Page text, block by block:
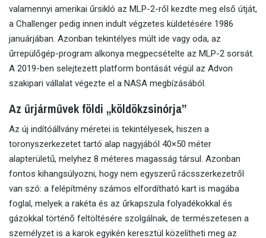
valamennyi amerikai űrsikló az MLP-2-ről kezdte meg első útját,
a Challenger pedig innen indult végzetes küldetésére 1986
januárjában. Azonban tekintélyes múlt ide vagy oda, az
űrrepülőgép-program alkonya megpecsételte az MLP-2 sorsát.
A 2019-ben selejtezett platform bontását végül az Advon
szakipari vállalat végezte el a NASA megbízásából.
Az űrjárművek földi „köldökzsinórja”
Az új indítóállvány méretei is tekintélyesek, hiszen a
toronyszerkezetet tartó alap nagyjából 40×50 méter
alapterületű, melyhez 8 méteres magasság társul. Azonban
fontos kihangsúlyozni, hogy nem egyszerű rácsszerkezetről
van szó: a felépítmény számos elfordítható kart is magába
foglal, melyek a rakéta és az űrkapszula folyadékokkal és
gázokkal történő feltöltésére szolgálnak, de természetesen a
személyzet is a karok egyikén keresztül közelítheti meg az